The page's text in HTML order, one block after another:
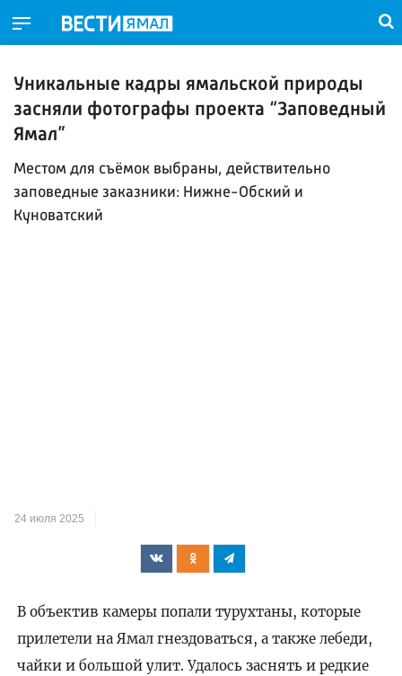
Уникальные кадры ямальской природы
засняли фотографы проекта “Заповедный
Ямал”
Местом для съёмок выбраны, действительно
заповедные заказники: Нижне-Обский и
Куноватский
24 июля 2025
В объектив камеры попали турухтаны, которые
прилетели на Ямал гнездоваться, а также лебеди,
чайки и большой улит. Удалось заснять и редкие